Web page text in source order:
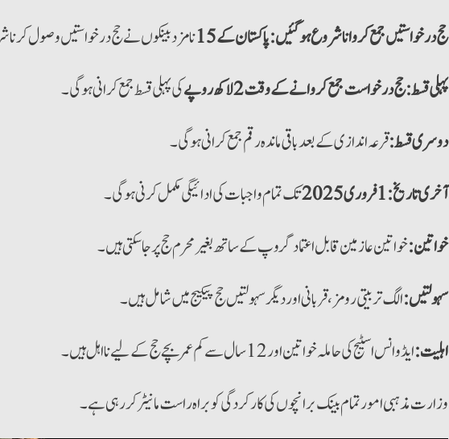
حج درخواستیں جمع کروانا شروع ہو گئیں:پاکستان کے 15
نامزد بینکوں نے حج درخواستیں وصول
پہلی قسط: حج درخواست جمع کروانے کے وقت 2 لاکھ روپے
کی پہلی قسط جمع کرانی ہوگی۔
دوسری قسط:قرعہ اندازی کے بعد باقی ماندہ رقم جمع کرانی ہوگی۔
آخری تاریخ:1 فروری 2025
تک تمام واجبات کی ادائیگی مکمل کرنی ہوگی۔
خواتین:خواتین عازمین قابل اعتماد گروپ کے ساتھ بغیر محرم حج پر جا سکتی ہیں۔
سہولتیں:الگ تربیتی رومز، قربانی اور دیگر سہولتیں حج پیکیج میں شامل ہیں۔
اہلیت:ایڈوانس اسٹیج کی حاملہ خواتین اور 12 سال سے کم عمر بچے حج کے لیے نااہل ہیں۔
وزارت مذہبی امور تمام بینک برانچوں کی کارکردگی کو براہ راست مانیٹر کر رہی ہے۔